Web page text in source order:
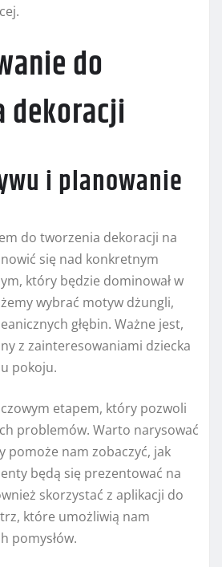
do
dekoracji
i planowanie
do tworzenia dekoracji na
się nad konkretnym
który będzie dominował w
wybrać motyw dżungli,
głębin. Ważne jest,
z zainteresowaniami dziecka
pokoju.
etapem, który pozwoli
problemów. Warto narysować
pomoże nam zobaczyć, jak
będą się prezentować na
skorzystać z aplikacji do
które umożliwią nam
pomysłów.